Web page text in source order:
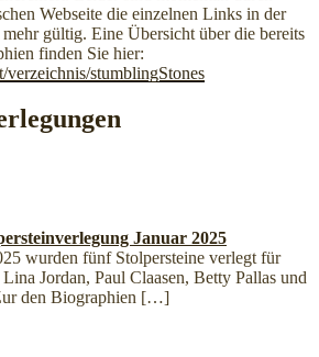
Webseite die einzelnen Links in der
gültig. Eine Übersicht über die bereits
finden Sie hier:
verzeichnis/stumblingStones
Januar 2025
wurden fünf Stolpersteine verlegt für
Jordan, Paul Claasen, Betty Pallas und
den Biographien […]